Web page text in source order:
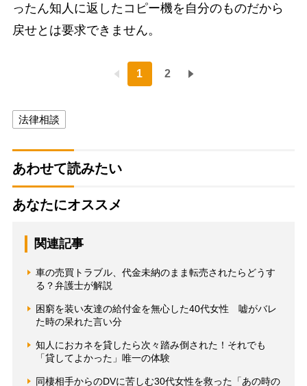
ったん知人に返したコピー機を自分のものだから
戻せとは要求できません。
1 2
法律相談
あわせて読みたい
あなたにオススメ
関連記事
車の売買トラブル、代金未納のまま転売されたらどうす
る？弁護士が解説
困窮を装い友達の給付金を無心した40代女性 嘘がバレ
た時の呆れた言い分
知人におカネを貸したら次々踏み倒された！それでも
「貸してよかった」唯一の体験
同棲相手からのDVに苦しむ30代女性を救った「あの時の